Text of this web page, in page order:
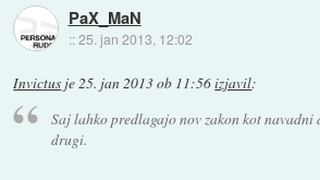
PaX_MaN
::25. jan 2013, 12:02
Invictus je25. jan 2013 ob 11:56izjavil:
Saj lahko predlagajo nov zakon kot
drugi.